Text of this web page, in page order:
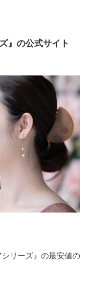
』の公式サイト
リーズ』の最安値の